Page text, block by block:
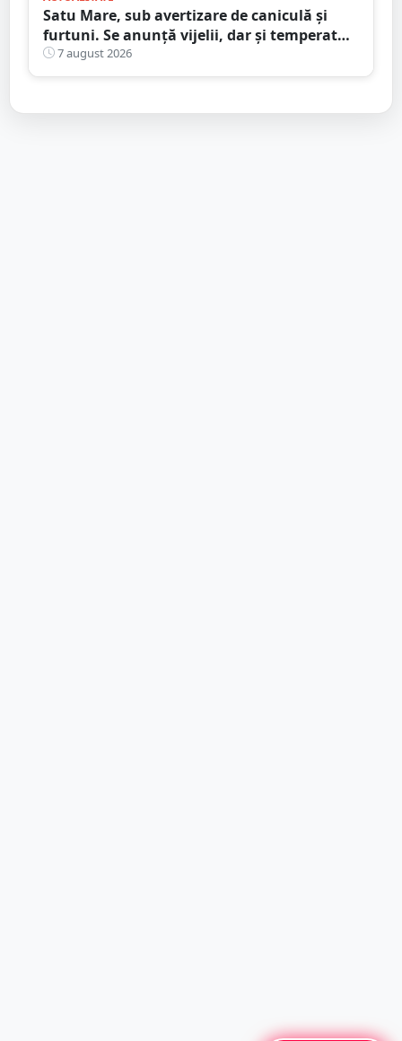
Satu Mare, sub avertizare de caniculă și
furtuni. Se anunță vijelii, dar și temperaturi
ridicate. Avertizarea ANM
7 august 2026